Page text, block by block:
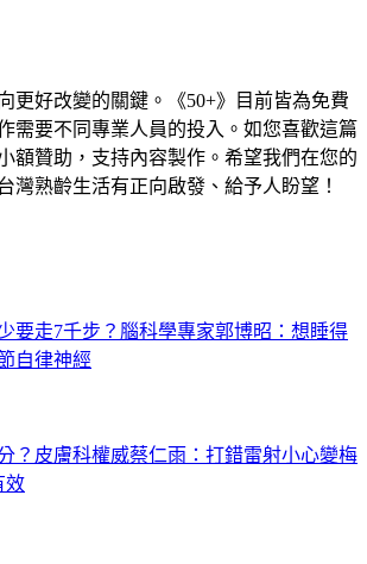
更好改變的關鍵。《50+》目前皆為免費
需要不同專業人員的投入。如您喜歡這篇
額贊助，支持內容製作。希望我們在您的
灣熟齡生活有正向啟發、給予人盼望！
要走7千步？腦科學專家郭博昭：想睡得
自律神經
？皮膚科權威蔡仁雨：打錯雷射小心變梅
效